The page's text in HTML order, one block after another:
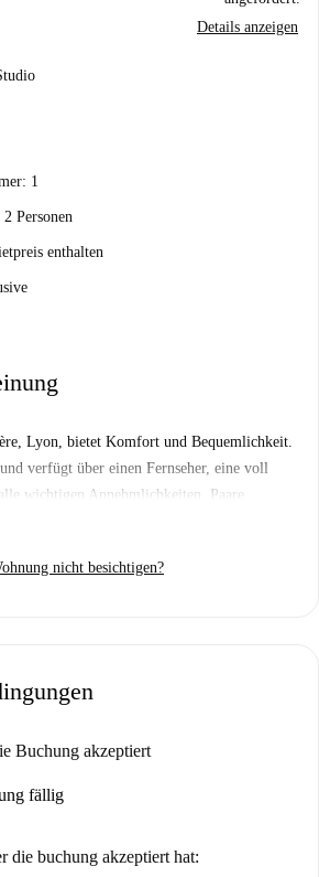
Details anzeigen
1
Personen
enthalten
Lyon, bietet Komfort und Bequemlichkeit.
verfügt über einen Fernseher, eine voll
wichtigen Annehmlichkeiten. Paare,
sind herzlich willkommen, diese charmante
Le Bistrot des Fauves und Restaurant
nicht besichtigen?
Buchung akzeptiert
fällig
die buchung akzeptiert hat: